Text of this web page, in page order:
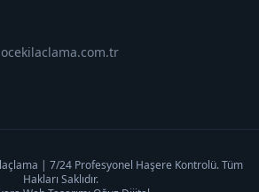
| 7/24 Profesyonel Haşere Kontrolü. Tüm
Hakları Saklıdır.